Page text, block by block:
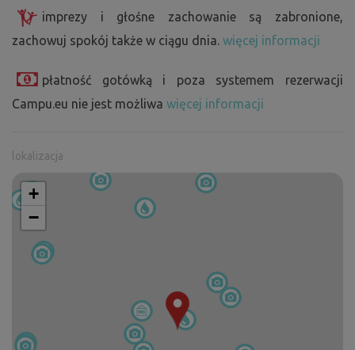
imprezy i głośne zachowanie są zabronione,
zachowuj spokój także w ciągu dnia. więcej informacji
płatność gotówką i poza systemem rezerwacji
Campu.eu nie jest możliwa więcej informacji
lokalizacja
+
−